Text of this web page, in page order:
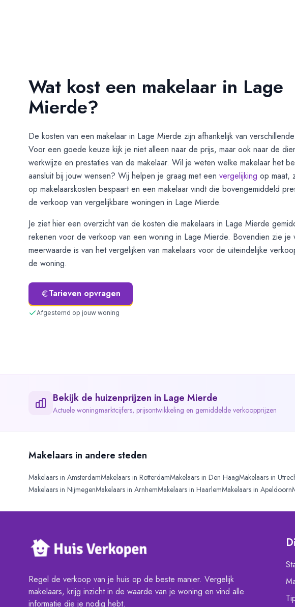
Wat kost een makelaar in Lage
Mierde?
De kosten van een makelaar in Lage Mierde zijn afhankelijk van
Voor een goede keuze kijk je niet alleen naar de prijs, maar ook naar de
werkwijze en prestaties van de makelaar. Wil je weten welke makelaar het
aansluit bij jouw wensen? Wij helpen je graag met een vergelijking op maat,
op makelaarskosten bespaart en een makelaar vindt die bovengemiddeld
de verkoop van vergelijkbare woningen in Lage Mierde.
Je ziet hier een overzicht van de kosten die makelaars in Lage Mierde
rekenen voor de verkoop van een woning in Lage Mierde. Bovendien zie je
meerwaarde is van het vergelijken van makelaars voor de uiteindelijke
de woning.
Tarieven opvragen
Afgestemd op jouw woning
Bekijk de huizenprijzen in Lage Mierde
Actuele woningmarktcijfers, prijsontwikkeling en gemiddelde verkoopprijzen
Makelaars in andere steden
Makelaars in AmsterdamMakelaars in RotterdamMakelaars in Den HaagMakelaars in
Makelaars in NijmegenMakelaars in ArnhemMakelaars in HaarlemMakelaars in Apeldoorn
Regel de verkoop van je huis op de beste manier. Vergelijk
makelaars, krijg inzicht in de waarde van je woning en vind alle
informatie die je nodig hebt.